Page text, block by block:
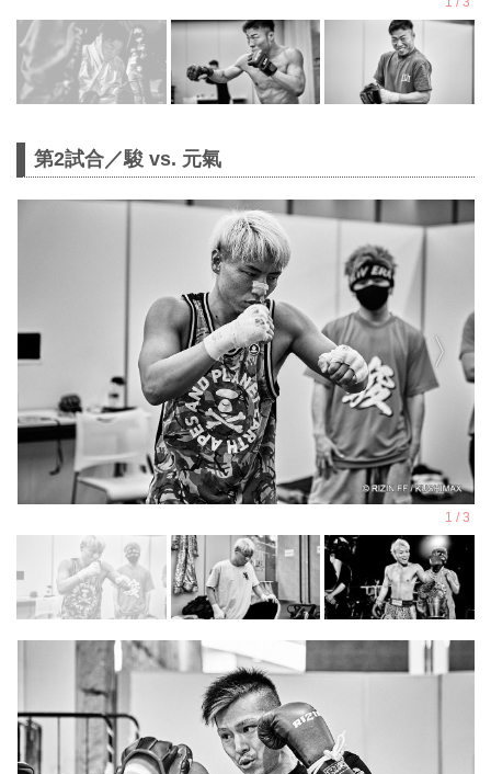
第2試合／駿 vs. 元氣